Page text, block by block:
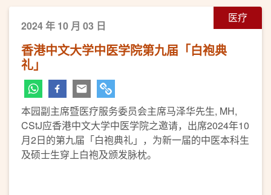
医疗
2024 年 10 月 03 日
香港中文大学中医学院第九届「白袍典
礼」
本园副主席暨医疗服务委员会主席马泽华先生, MH,
CStJ应香港中文大学中医学院之邀请，出席2024年10
月2日的第九届「白袍典礼」，为新一届的中医本科生
及硕士生穿上白袍及颁发脉枕。